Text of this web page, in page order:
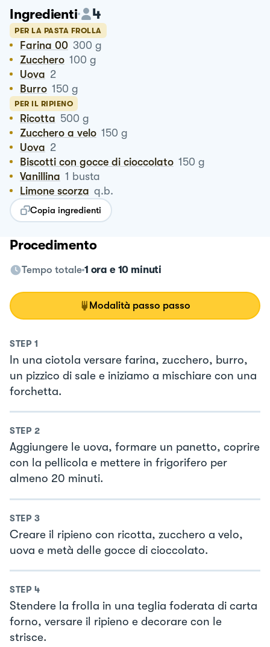
Ingredienti 4
PER LA PASTA FROLLA
Farina 00 300 g
Zucchero 100 g
Uova 2
Burro 150 g
PER IL RIPIENO
Ricotta 500 g
Zucchero a velo 150 g
Uova 2
Biscotti con gocce di cioccolato 150 g
Vanillina 1 busta
Limone scorza q.b.
Copia ingredienti
Procedimento
Tempo totale 1 ora e 10 minuti
Modalità passo passo
STEP 1
In una ciotola versare farina, zucchero, burro,
un pizzico di sale e iniziamo a mischiare con una
forchetta.
STEP 2
Aggiungere le uova, formare un panetto, coprire
con la pellicola e mettere in frigorifero per
almeno 20 minuti.
STEP 3
Creare il ripieno con ricotta, zucchero a velo,
uova e metà delle gocce di cioccolato.
STEP 4
Stendere la frolla in una teglia foderata di carta
forno, versare il ripieno e decorare con le
strisce.